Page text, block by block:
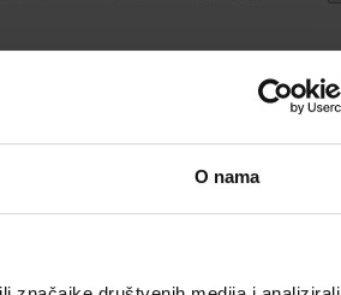
O nama
500239 11,85 €